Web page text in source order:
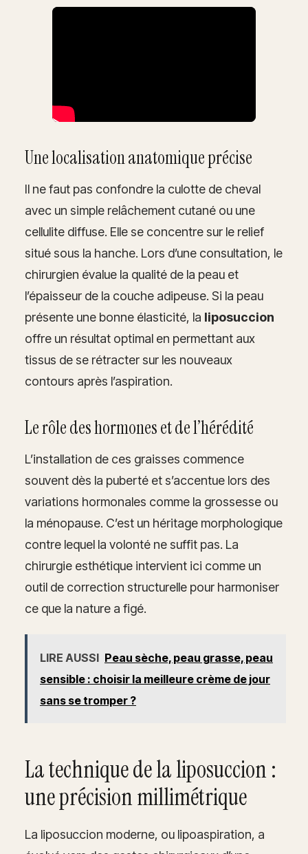
Une localisation anatomique précise
Il ne faut pas confondre la culotte de cheval
avec un simple relâchement cutané ou une
cellulite diffuse. Elle se concentre sur le relief
situé sous la hanche. Lors d’une consultation, le
chirurgien évalue la qualité de la peau et
l’épaisseur de la couche adipeuse. Si la peau
présente une bonne élasticité, la liposuccion
offre un résultat optimal en permettant aux
tissus de se rétracter sur les nouveaux
contours après l’aspiration.
Le rôle des hormones et de l’hérédité
L’installation de ces graisses commence
souvent dès la puberté et s’accentue lors des
variations hormonales comme la grossesse ou
la ménopause. C’est un héritage morphologique
contre lequel la volonté ne suffit pas. La
chirurgie esthétique intervient ici comme un
outil de correction structurelle pour harmoniser
ce que la nature a figé.
LIRE AUSSI Peau sèche, peau grasse, peau
sensible : choisir la meilleure crème de jour
sans se tromper ?
La technique de la liposuccion :
une précision millimétrique
La liposuccion moderne, ou lipoaspiration, a